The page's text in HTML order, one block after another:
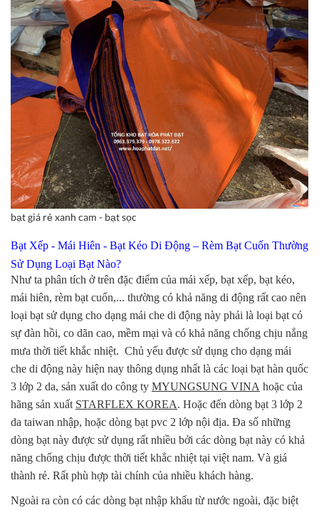
bạt giá rẻ xanh cam - bạt sọc
Bạt Xếp - Mái Hiên - Bạt Kéo Di Động – Rèm Bạt Cuốn Thường
Sử Dụng Loại Bạt Nào?
Như ta phân tích ở trên đặc điểm của mái xếp, bạt xếp, bạt kéo,
mái hiên, rèm bạt cuốn,... thường có khả năng di động rất cao nên
loại bạt sử dụng cho dạng mái che di động này phải là loại bạt có
sự đàn hồi, co dãn cao, mềm mại và có khả năng chống chịu nắng
mưa thời tiết khắc nhiệt. Chủ yếu được sử dụng cho dạng mái
che di động này hiện nay thông dụng nhất là các loại bạt hàn quốc
3 lớp 2 da, sản xuất do công ty MYUNGSUNG VINA hoặc của
hãng sản xuất STARFLEX KOREA. Hoặc đến dòng bạt 3 lớp 2
da taiwan nhập, hoặc dòng bạt pvc 2 lớp nội địa. Đa số những
dòng bạt này được sử dụng rất nhiều bởi các dòng bạt này có khả
năng chống chịu được thời tiết khắc nhiệt tại việt nam. Và giá
thành rẻ. Rất phù hợp tài chính của nhiều khách hàng.
Ngoài ra còn có các dòng bạt nhập khẩu từ nước ngoài, đặc biệt